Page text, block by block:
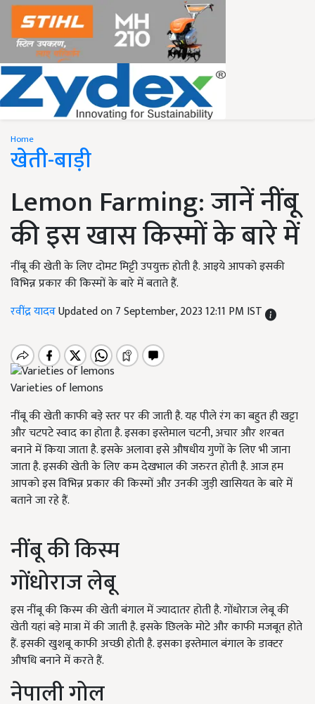
Home
खेती-बाड़ी
Lemon Farming: जानें नींबू
की इस खास किस्मों के बारे में
नींबू की खेती के लिए दोमट मिट्टी उपयुक्त होती है. आइये आपको इसकी
विभिन्न प्रकार की किस्मों के बारे में बताते हैं.
रवींद्र यादवUpdated on 7 September, 2023 12:11 PM IST
Varieties of lemons
नींबू की खेती काफी बड़े स्तर पर की जाती है. यह पीले रंग का बहुत ही खट्टा
और चटपटे स्वाद का होता है. इसका इस्तेमाल चटनी,अचार और शरबत
बनाने में किया जाता है. इसके अलावा इसे औषधीय गुणों के लिए भी जाना
जाता है. इसकी खेती के लिए कम देखभाल की जरुरत होती है. आज हम
आपको इस विभिन्न प्रकार की किस्मों और उनकी जुड़ी खासियत के बारे में
बताने जा रहे हैं.
नींबू की किस्म
गोंधोराज लेबू
इस नींबू की किस्म की खेती बंगाल में ज्यादातर होती है. गोंधोराज लेबू की
खेती यहां बड़े मात्रा में की जाती है. इसके छिलके मोटे और काफी मजबूत होते
हैं. इसकी खुशबू काफी अच्छी होती है. इसका इस्तेमाल बंगाल के डाक्टर
औषधि बनाने में करते हैं.
नेपाली गोल